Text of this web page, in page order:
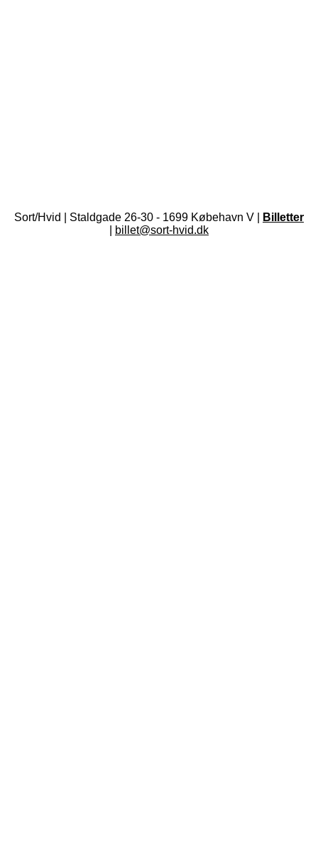
Sort/Hvid | Staldgade 26-30 - 1699 Købehavn V |
Billetter
billet@sort-hvid.dk